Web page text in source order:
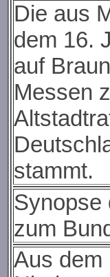
Die aus
dem 16.
auf
Messen
stammt.
Synopse
zum
Aus dem